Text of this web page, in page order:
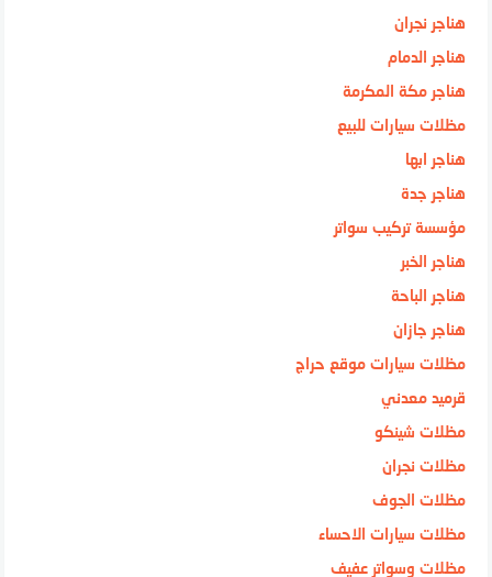
هناجر نجران
هناجر الدمام
هناجر مكة المكرمة
مظلات سيارات للبيع
هناجر ابها
هناجر جدة
مؤسسة تركيب سواتر
هناجر الخبر
هناجر الباحة
هناجر جازان
مظلات سيارات موقع حراج
قرميد معدني
مظلات شينكو
مظلات نجران
مظلات الجوف
مظلات سيارات الاحساء
مظلات وسواتر عفيف